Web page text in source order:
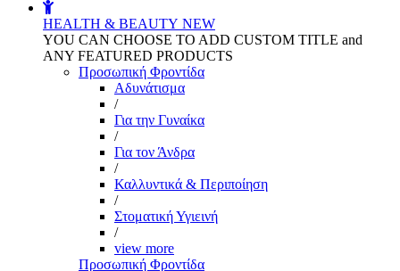
HEALTH & BEAUTY NEW
YOU CAN CHOOSE TO ADD CUSTOM TITLE and
ANY FEATURED PRODUCTS
Προσωπική Φροντίδα
Αδυνάτισμα
/
Για την Γυναίκα
/
Για τον Άνδρα
/
Καλλυντικά & Περιποίηση
/
Στοματική Υγιεινή
/
view more
Προσωπική Φροντίδα